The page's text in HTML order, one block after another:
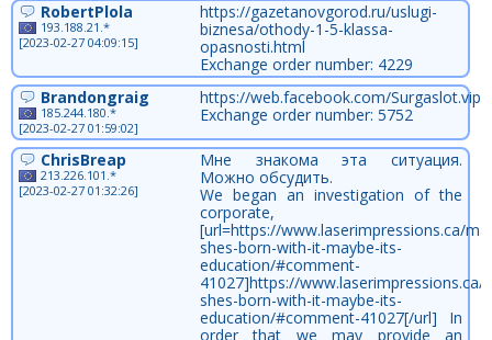
RobertPlola
193.188.21.*
[2023-02-27 04:09:15]
https://gazetanovgorod.ru/uslugi-
biznesa/othody-1-5-klassa-
opasnosti.html
Exchange order number: 4229
Brandongraig
185.244.180.*
[2023-02-27 01:59:02]
https://web.facebook.com/Surgaslot.vip
Exchange order number: 5752
ChrisBreap
213.226.101.*
[2023-02-27 01:32:26]
Мне знакома эта ситуация.
Можно обсудить.
We began an investigation of the
corporate,
[url=https://www.laserimpressions.ca/
shes-born-with-it-maybe-its-
education/#comment-
41027]https://www.laserimpressions.ca/
shes-born-with-it-maybe-its-
education/#comment-41027[/url] In
order that we may provide an